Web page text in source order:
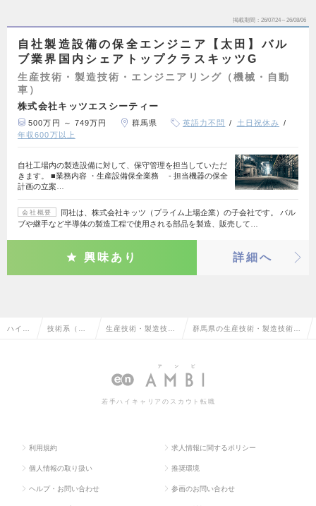
掲載期間 26/07/24～26/08/06
自社製造設備の保全エンジニア【太田】バル
ブ業界国内シェアトップクラスキッツG
生産技術・製造技術・エンジニアリング（機械・自動
車）
株式会社キッツエスシーティー
500万円 ～ 749万円 群馬県 英語力不問
土日祝休み
年収600万以上
自社工場内の製造設備に対して、保守管理を担当していただ
きます。 ■業務内容 ・生産設備保全業務 - 担当機器の保全
計画の立案…
会社概要
同社は、株式会社キッツ（プライム上場企業）の子会社です。 バル
ブや継手など半導体の製造工程で使用される部品を製造、販売して…
興味あり 詳細へ
ハイク 技術系（機 生産技術・製造技
グ（機械・自動車）
群馬県の生産技術・製造技術・
車）の転職・求人情報一覧
若手ハイキャリアのスカウト転職
利用規約 求人情報に関するポリシー
個人情報の取り扱い 推奨環境
ヘルプ・お問い合わせ 参画のお問い合わせ